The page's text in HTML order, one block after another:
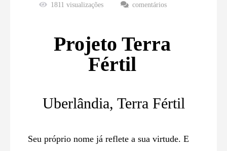
Projeto Terra
Fértil
1811 visualizações comentários
Uberlândia, Terra Fértil
Seu próprio nome já reflete a sua virtude. E